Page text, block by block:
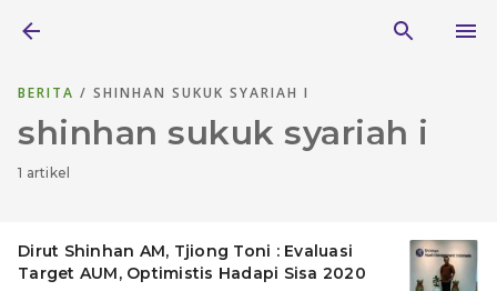
BERITA / SHINHAN SUKUK SYARIAH I
shinhan sukuk syariah i
1 artikel
Dirut Shinhan AM, Tjiong Toni : Evaluasi
Target AUM, Optimistis Hadapi Sisa 2020